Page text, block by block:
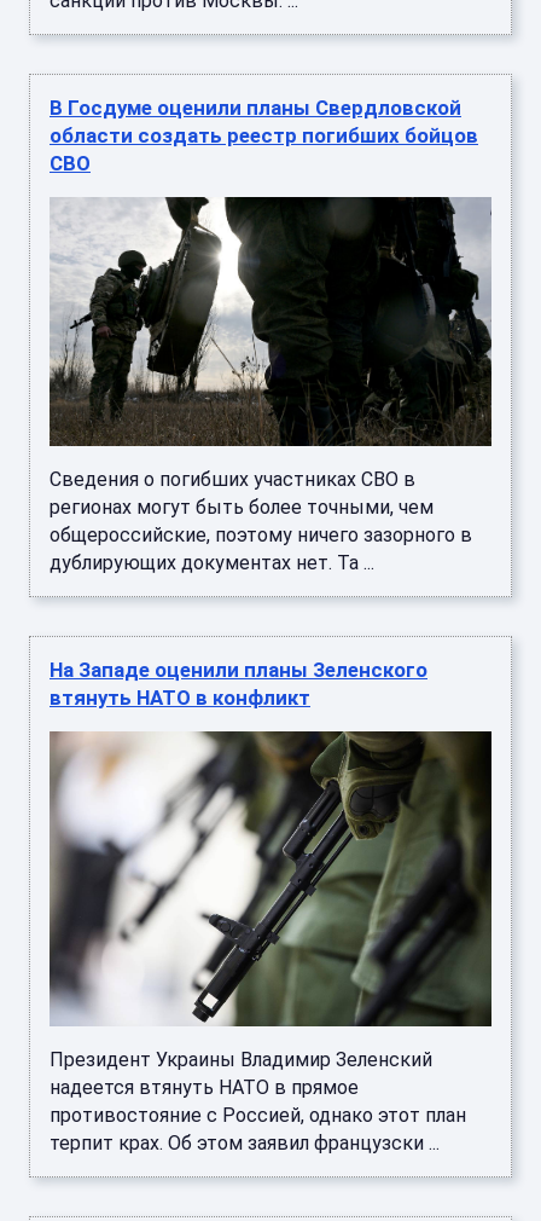
В Госдуме оценили планы Свердловской
области создать реестр погибших бойцов
СВО
Сведения о погибших участниках СВО в
регионах могут быть более точными, чем
общероссийские, поэтому ничего зазорного в
дублирующих документах нет. Та ...
На Западе оценили планы Зеленского
втянуть НАТО в конфликт
Президент Украины Владимир Зеленский
надеется втянуть НАТО в прямое
противостояние с Россией, однако этот план
терпит крах. Об этом заявил французски ...